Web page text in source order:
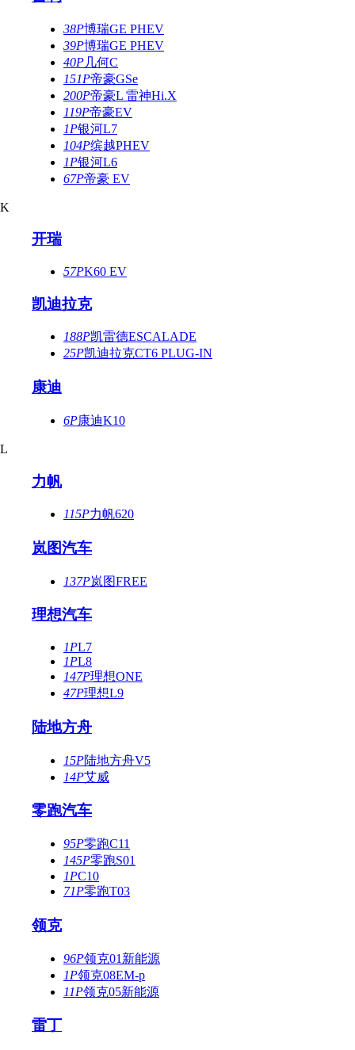
38P博瑞GE PHEV
39P博瑞GE PHEV
40P几何C
151P帝豪GSe
200P帝豪L 雷神Hi.X
119P帝豪EV
1P银河L7
104P缤越PHEV
1P银河L6
67P帝豪 EV
K
开瑞
57PK60 EV
凯迪拉克
188P凯雷德ESCALADE
25P凯迪拉克CT6 PLUG-IN
康迪
6P康迪K10
L
力帆
115P力帆620
岚图汽车
137P岚图FREE
理想汽车
1PL7
1PL8
147P理想ONE
47P理想L9
陆地方舟
15P陆地方舟V5
14P艾威
零跑汽车
95P零跑C11
145P零跑S01
1PC10
71P零跑T03
领克
96P领克01新能源
1P领克08EM-p
11P领克05新能源
雷丁